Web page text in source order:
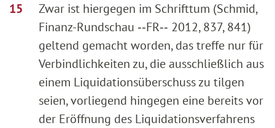
Zwar ist hiergegen im Schrifttum (Schmid,
Finanz-Rundschau ‑‑FR‑‑ 2012, 837, 841)
geltend gemacht worden, das treffe nur für
Verbindlichkeiten zu, die ausschließlich aus
einem Liquidationsüberschuss zu tilgen
seien, vorliegend hingegen eine bereits vor
der Eröffnung des Liquidationsverfahrens